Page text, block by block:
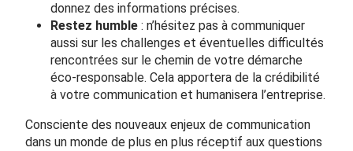
donnez des informations précises.
Restez humble : n’hésitez pas à communiquer
aussi sur les challenges et éventuelles difficultés
rencontrées sur le chemin de votre démarche
éco-responsable. Cela apportera de la crédibilité
à votre communication et humanisera l’entreprise.
Consciente des nouveaux enjeux de communication
dans un monde de plus en plus réceptif aux questions